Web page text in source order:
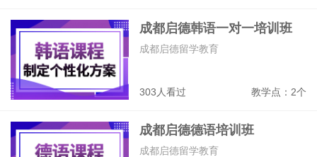
成都启德韩语一对一培训班
303人看过 教学点：2个
成都启德留学教育
成都启德德语培训班
成都启德留学教育